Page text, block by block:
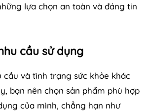
lựa chọn an toàn và đáng tin
cầu sử dụng
cầu và tình trạng sức khỏe khác
bạn nên chọn sản phẩm phù hợp
của mình, chẳng hạn như